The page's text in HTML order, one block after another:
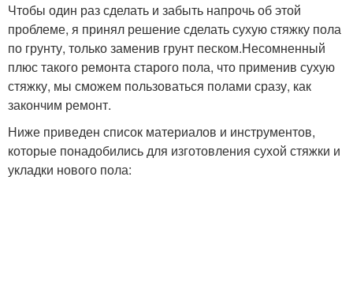
Чтобы один раз сделать и забыть напрочь об этой
проблеме, я принял решение сделать сухую стяжку пола
по грунту, только заменив грунт песком.Несомненный
плюс такого ремонта старого пола, что применив сухую
стяжку, мы сможем пользоваться полами сразу, как
закончим ремонт.
Ниже приведен список материалов и инструментов,
которые понадобились для изготовления сухой стяжки и
укладки нового пола: